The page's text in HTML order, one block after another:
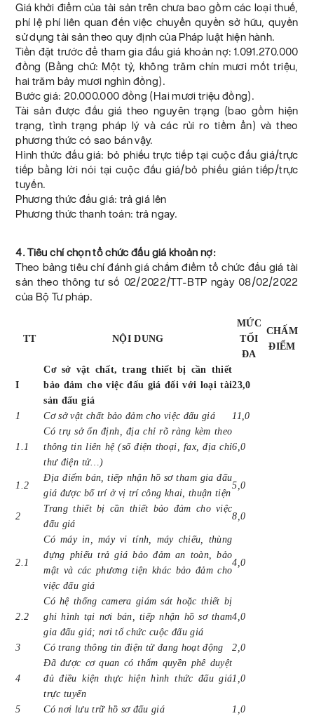
Giá khởi điểm của tài sản trên chưa bao gồm các loại thuế,
phí lệ phí liên quan đến việc chuyển quyền sở hữu, quyền
sử dụng tài sản theo quy định của Pháp luật hiện hành.
Tiền đặt trước để tham gia đấu giá khoản nợ: 1.091.270.000
đồng (Bằng chữ: Một tỷ, không trăm chín mươi mốt triệu,
hai trăm bảy mươi nghìn đồng).
Bước giá: 20.000.000 đồng (Hai mươi triệu đồng).
Tài sản được đấu giá theo nguyên trạng (bao gồm hiện
trạng, tình trạng pháp lý và các rủi ro tiềm ẩn) và theo
phương thức có sao bán vậy.
Hình thức đấu giá: bỏ phiếu trực tiếp tại cuộc đấu giá/trực
tiếp bằng lời nói tại cuộc đấu giá/bỏ phiếu gián tiếp/trực
tuyến.
Phương thức đấu giá: trả giá lên
Phương thức thanh toán: trả ngay.
4. Tiêu chí chọn tổ chức đấu giá khoản nợ:
Theo bảng tiêu chí đánh giá chấm điểm tổ chức đấu giá tài
sản theo thông tư số 02/2022/TT-BTP ngày 08/02/2022
của Bộ Tư pháp.
TT NỘI DUNG
MỨC
TỐI
ĐA
CHẤM
ĐIỂM
I
Cơ sở vật chất, trang thiết bị cần thiết
bảo đảm cho việc đấu giá đối với loại tài
sản đấu giá
23,0
1 Cơ sở vật chất bảo đảm cho việc đấu giá 11,0
1.1
Có trụ sở ổn định, địa chỉ rõ ràng kèm theo
thông tin liên hệ (số điện thoại, fax, địa chỉ
thư điện tử…)
6,0
1.2
Địa điểm bán, tiếp nhận hồ sơ tham gia đấu
giá được bố trí ở vị trí công khai, thuận tiện
5,0
2
Trang thiết bị cần thiết bảo đảm cho việc
đấu giá
8,0
2.1
Có máy in, máy vi tính, máy chiếu, thùng
đựng phiếu trả giá bảo đảm an toàn, bảo
mật và các phương tiện khác bảo đảm cho
việc đấu giá
4,0
2.2
Có hệ thống camera giám sát hoặc thiết bị
ghi hình tại nơi bán, tiếp nhận hồ sơ tham
gia đấu giá; nơi tổ chức cuộc đấu giá
4,0
3 Có trang thông tin điện tử đang hoạt động 2,0
4
Đã được cơ quan có thẩm quyền phê duyệt
đủ điều kiện thực hiện hình thức đấu giá
trực tuyến
1,0
5 Có nơi lưu trữ hồ sơ đấu giá 1,0